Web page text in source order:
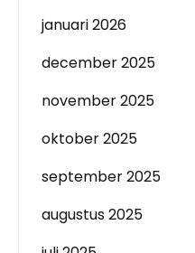
januari 2026
december 2025
november 2025
oktober 2025
september 2025
augustus 2025